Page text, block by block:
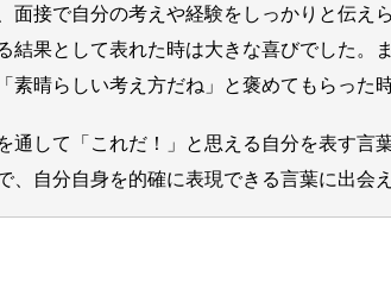
面接で自分の考えや経験をしっかりと伝え
結果として表れた時は大きな喜びでした。
素晴らしい考え方だね」と褒めてもらった
通して「これだ！」と思える自分を表す言
、自分自身を的確に表現できる言葉に出会